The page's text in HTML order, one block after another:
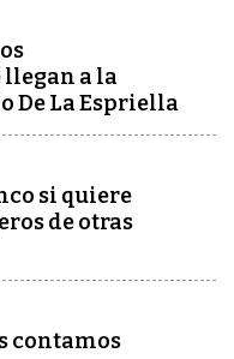
a la
De La Espriella
si quiere
de otras
contamos